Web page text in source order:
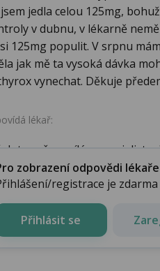
jedla celou 125mg,
v dubnu, v lékarně
125mg populit. V srpnu
jak mě ta vysoká dávka
vynechat. Děkuje
lékař:
dotaz přeposílám specialistovi...
zobrazení odpovědi
registrace je
Přihlásit se